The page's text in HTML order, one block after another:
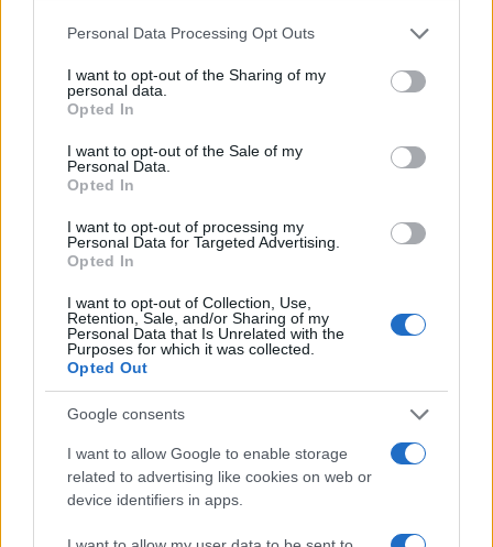
Please note that this website/app uses one or more Google
not limited to your visit or usage behaviour. You may click to
grant or deny consent to Google and its third-party tags to
use your data for below specified purposes in below Google
consent section.
Personal Data Processing Opt Outs
I want to opt-out of the Sharing of my
personal data.
Opted In
I want to opt-out of the Sale of my
Personal Data.
Opted In
I want to opt-out of processing my
Personal Data for Targeted Advertising.
Opted In
I want to opt-out of Collection, Use,
Retention, Sale, and/or Sharing of my
Personal Data that Is Unrelated with the
Purposes for which it was collected.
Opted Out
Google consents
I want to allow Google to enable storage
related to advertising like cookies on web or
device identifiers in apps.
Σχόλια
Σχολίασε εδώ
Κλειστό μέχρι νεοτέρας το
beach bar στην Πάρο όπου
πνίγηκε ο 4χρονος –
που είχε δηλωθεί ως
ναυαγοσώστης
Οι Χούθι ανέλαβαν
ευθύνη για την
Αραβία